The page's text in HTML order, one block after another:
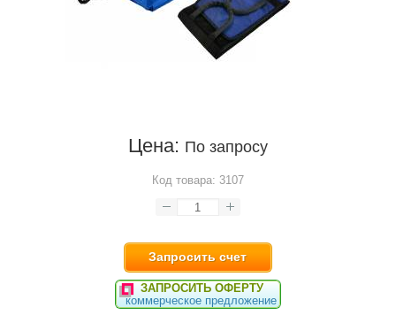
Цена: По запросу
Код товара: 3107
Запросить счет
ЗАПРОСИТЬ ОФЕРТУ
коммерческое предложение